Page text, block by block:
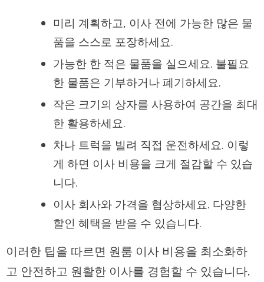
미리 계획하고, 이사 전에 가능한 많은 물
품을 스스로 포장하세요.
가능한 한 적은 물품을 실으세요. 불필요
한 물품은 기부하거나 폐기하세요.
작은 크기의 상자를 사용하여 공간을 최대
한 활용하세요.
차나 트럭을 빌려 직접 운전하세요. 이렇
게 하면 이사 비용을 크게 절감할 수 있습
니다.
이사 회사와 가격을 협상하세요. 다양한
할인 혜택을 받을 수 있습니다.
이러한 팁을 따르면 원룸 이사 비용을 최소화하
고 안전하고 원활한 이사를 경험할 수 있습니다.